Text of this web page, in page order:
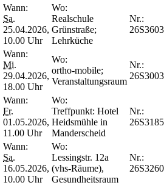
Wann:
Sa.
25.04.2026,
10.00 Uhr
Wo:
Realschule
Grünstraße;
Lehrküche
Nr.:
26S3603
Wann:
Mi.
29.04.2026,
18.00 Uhr
Wo:
ortho-mobile;
Veranstaltungsraum
Nr.:
Wann:
Fr.
01.05.2026,
11.00 Uhr
Wo:
Treffpunkt: Hotel
Heidsmühle in
Manderscheid
Nr.:
26S3185
Wann:
Sa.
16.05.2026,
10.00 Uhr
Wo:
Lessingstr. 12a
(vhs-Räume),
Gesundheitsraum
Nr.: